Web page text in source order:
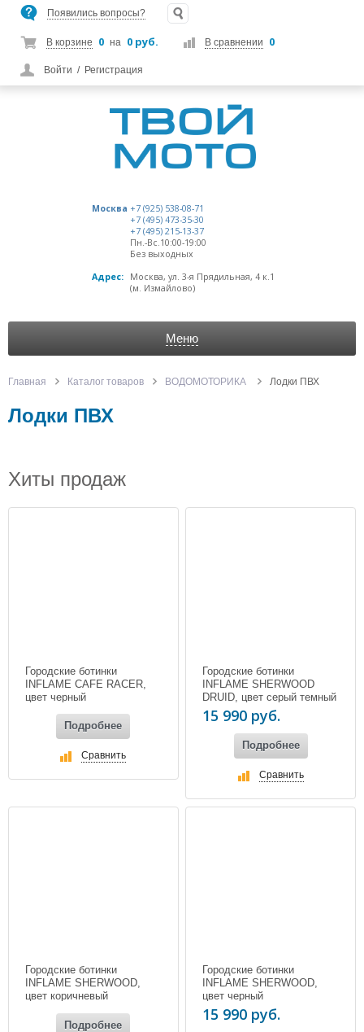
Появились вопросы?
В корзине 0 на 0 руб. В сравнении 0
Войти / Регистрация
Москва +7 (925) 538-08-71
+7 (495) 473-35-30
+7 (495) 215-13-37
Пн.-Вс.10:00-19:00
Без выходных
Адрес:
Москва, ул. 3-я Прядильная, 4 к.1
(м. Измайлово)
Меню
Главная Каталог товаров ВОДОМОТОРИКА Лодки ПВХ
Лодки ПВХ
Хиты продаж
Городские ботинки
INFLAME CAFE RACER,
цвет черный
Подробнее
Сравнить
Городские ботинки
INFLAME SHERWOOD
DRUID, цвет серый темный
15 990 руб.
Подробнее
Сравнить
Городские ботинки
INFLAME SHERWOOD,
цвет коричневый
Подробнее
Городские ботинки
INFLAME SHERWOOD,
цвет черный
15 990 руб.